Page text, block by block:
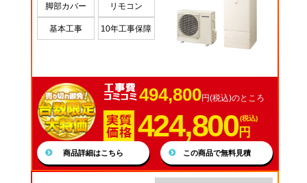
脚部カバー リモコン
基本工事 10年工事保障
494,800円(税込)のところ
424,800(税込)
円
商品詳細はこちら この商品で無料見積